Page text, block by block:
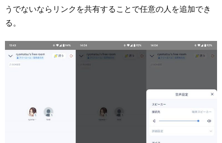
うでないならリンクを共有することで任意の人を追加でき
る。